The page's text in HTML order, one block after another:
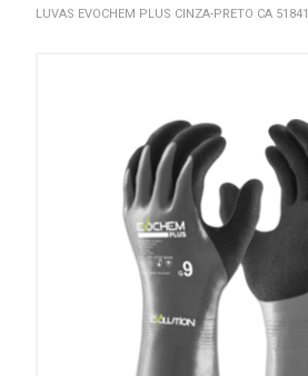
LUVAS EVOCHEM PLUS CINZA-PRETO CA 51841